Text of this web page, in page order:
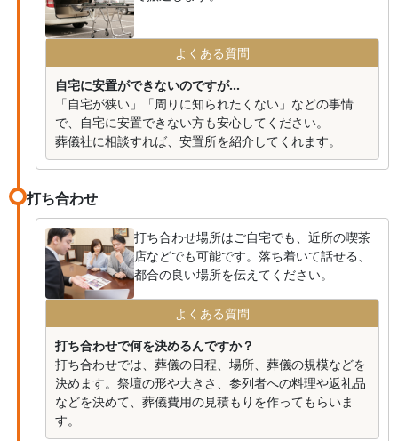
よくある質問
自宅に安置ができないのですが...
「自宅が狭い」「周りに知られたくない」などの事情
で、自宅に安置できない方も安心してください。
葬儀社に相談すれば、安置所を紹介してくれます。
打ち合わせ
打ち合わせ場所はご自宅でも、近所の喫茶
店などでも可能です。落ち着いて話せる、
都合の良い場所を伝えてください。
よくある質問
打ち合わせで何を決めるんですか？
打ち合わせでは、葬儀の日程、場所、葬儀の規模などを
決めます。祭壇の形や大きさ、参列者への料理や返礼品
などを決めて、葬儀費用の見積もりを作ってもらいま
す。